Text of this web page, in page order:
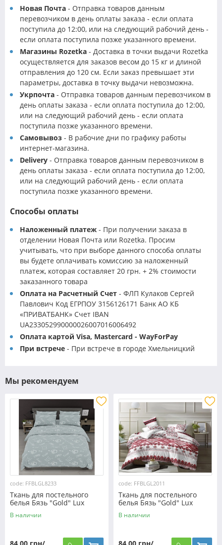
Новая Почта - Отправка товаров данным
перевозчиком в день оплаты заказа - если оплата
поступила до 12:00, или на следующий рабочий день -
если оплата поступила позже указанного времени.
Магазины Rozetka - Доставка в точки выдачи Rozetka
осуществляется для заказов весом до 15 кг и длиной
отправления до 120 см. Если заказ превышает эти
параметры, доставка в точку выдачи невозможна.
Укрпочта - Отправка товаров данным перевозчиком в
день оплаты заказа - если оплата поступила до 12:00,
или на следующий рабочий день - если оплата
поступила позже указанного времени.
Самовывоз - В рабочие дни по графику работы
интернет-магазина.
Delivery - Отправка товаров данным перевозчиком в
день оплаты заказа - если оплата поступила до 12:00,
или на следующий рабочий день - если оплата
поступила позже указанного времени.
Способы оплаты
Наложенный платеж - При получении заказа в
отделении Новая Почта или Rozetka. Просим
учитывать, что при выборе данного способа оплаты
вы будете оплачивать комиссию за наложенный
платеж, которая составляет 20 грн. + 2% стоимости
заказанного товара
Оплата на Расчетный Счет - ФЛП Кулаков Сергей
Павлович Код ЕГРПОУ 3156126171 Банк АО КБ
«ПРИВАТБАНК» Счет IBAN
UA233052990000026007016006492
Оплата картой Visa, Mastercard - WayForPay
При встрече - При встрече в городе Хмельницкий
Мы рекомендуем
code: FFBLGL8233
Ткань для постельного
белья Бязь "Gold" Lux
GL8233
В наличии
code: FFBLGL2011
Ткань для постельного
белья Бязь "Gold" Lux
"Украинский орнамент"
GL2011
В наличии